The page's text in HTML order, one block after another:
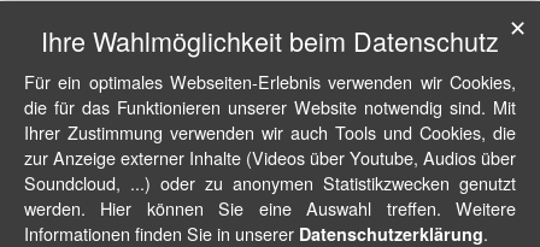
Ihre Wahlmöglichkeit beim Datenschutz
Für ein optimales Webseiten-Erlebnis verwenden wir Cookies,
die für das Funktionieren unserer Website notwendig sind. Mit
Ihrer Zustimmung verwenden wir auch Tools und Cookies, die
zur Anzeige externer Inhalte (Videos über Youtube, Audios über
Soundcloud, ...) oder zu anonymen Statistikzwecken genutzt
werden. Hier können Sie eine Auswahl treffen. Weitere
Informationen finden Sie in unserer Datenschutzerklärung.
✕